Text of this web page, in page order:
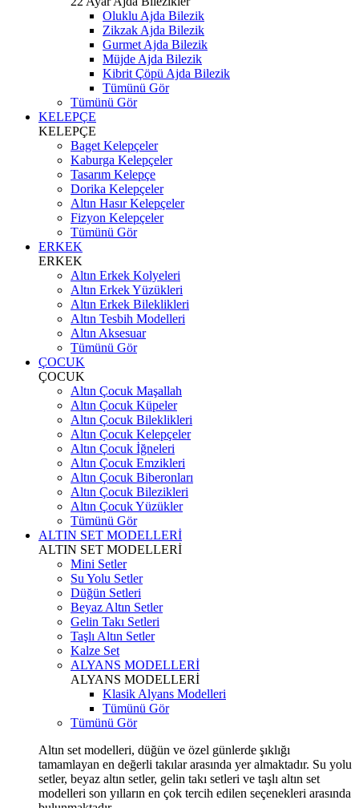
Oluklu Ajda Bilezik
Zikzak Ajda Bilezik
Gurmet Ajda Bilezik
Müjde Ajda Bilezik
Kibrit Çöpü Ajda Bilezik
Tümünü Gör
Tümünü Gör
KELEPÇE
KELEPÇE
Baget Kelepçeler
Kaburga Kelepçeler
Tasarım Kelepçe
Dorika Kelepçeler
Altın Hasır Kelepçeler
Fizyon Kelepçeler
Tümünü Gör
ERKEK
ERKEK
Altın Erkek Kolyeleri
Altın Erkek Yüzükleri
Altın Erkek Bileklikleri
Altın Tesbih Modelleri
Altın Aksesuar
Tümünü Gör
ÇOCUK
ÇOCUK
Altın Çocuk Maşallah
Altın Çocuk Küpeler
Altın Çocuk Bileklikleri
Altın Çocuk Kelepçeler
Altın Çocuk İğneleri
Altın Çocuk Emzikleri
Altın Çocuk Biberonları
Altın Çocuk Bilezikleri
Altın Çocuk Yüzükler
Tümünü Gör
ALTIN SET MODELLERİ
ALTIN SET MODELLERİ
Mini Setler
Su Yolu Setler
Düğün Setleri
Beyaz Altın Setler
Gelin Takı Setleri
Taşlı Altın Setler
Kalze Set
ALYANS MODELLERİ
ALYANS MODELLERİ
Klasik Alyans Modelleri
Tümünü Gör
Tümünü Gör
Altın set modelleri, düğün ve özel günlerde şıklığı
tamamlayan en değerli takılar arasında yer almaktadır. Su yolu
setler, beyaz altın setler, gelin takı setleri ve taşlı altın set
modelleri son yılların en çok tercih edilen seçenekleri arasında